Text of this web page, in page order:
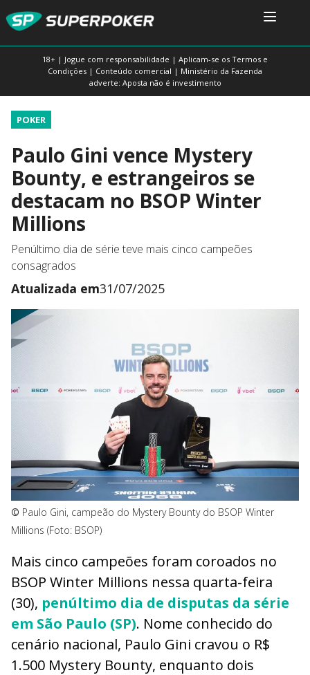
18+ | Jogue com responsabilidade | Aplicam-se os Termos e
Condições | Conteúdo comercial | Ministério da Fazenda
adverte: Aposta não é investimento
POKER
Paulo Gini vence Mystery
Bounty, e estrangeiros se
destacam no BSOP Winter
Millions
Penúltimo dia de série teve mais cinco campeões
consagrados
Atualizada em31/07/2025
© Paulo Gini, campeão do Mystery Bounty do BSOP Winter
Millions (Foto: BSOP)
Mais cinco campeões foram coroados no
BSOP Winter Millions nessa quarta-feira
(30), penúltimo dia de disputas da série
em São Paulo (SP). Nome conhecido do
cenário nacional, Paulo Gini cravou o R$
1.500 Mystery Bounty, enquanto dois